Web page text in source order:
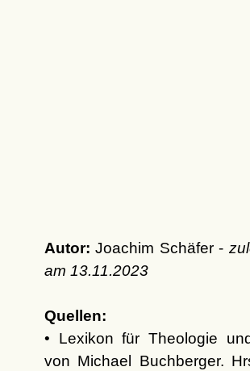
Autor: Joachim Schäfer -
am 13.11.2023
Quellen:
• Lexikon für Theologie
von Michael Buchberger.